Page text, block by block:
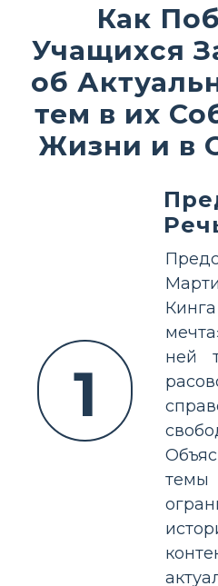
Как
Учащихся
об
тем в их
Жизни и в
1
ней